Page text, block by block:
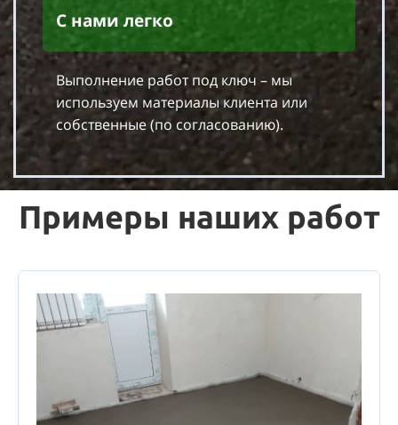
С нами легко
Выполнение работ под ключ – мы
используем материалы клиента или
собственные (по согласованию).
Примеры наших работ